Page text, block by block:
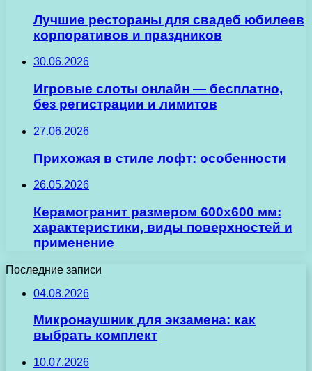
Лучшие рестораны для свадеб юбилеев
корпоративов и праздников
30.06.2026
Игровые слоты онлайн — бесплатно,
без регистрации и лимитов
27.06.2026
Прихожая в стиле лофт: особенности
26.05.2026
Керамогранит размером 600х600 мм:
характеристики, виды поверхностей и
применение
Последние записи
04.08.2026
Микронаушник для экзамена: как
выбрать комплект
10.07.2026